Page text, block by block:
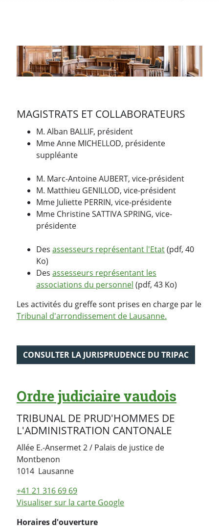
MAGISTRATS ET COLLABORATEURS
M. Alban BALLIF, président
Mme Anne MICHELLOD, présidente
suppléante
M. Marc-Antoine AUBERT, vice-président
M. Matthieu GENILLOD, vice-président
Mme Juliette PERRIN, vice-présidente
Mme Christine SATTIVA SPRING, vice-
présidente
Des assesseurs représentant l'Etat(pdf, 40
Ko)
Des assesseurs représentant les
associations du personnel (pdf, 43 Ko)
Les activités du greffe sont prises en charge par le
Tribunal d'arrondissement de Lausanne.
CONSULTER LA JURISPRUDENCE DU TRIPAC
Ordre judiciaire vaudois
TRIBUNAL DE PRUD'HOMMES DE
L'ADMINISTRATION CANTONALE
Allée E.-Ansermet 2 / Palais de justice de
Montbenon
1014 LausanneSuisse
+41 21 316 69 69
Visualiser sur la carte Google
Horaires d'ouverture